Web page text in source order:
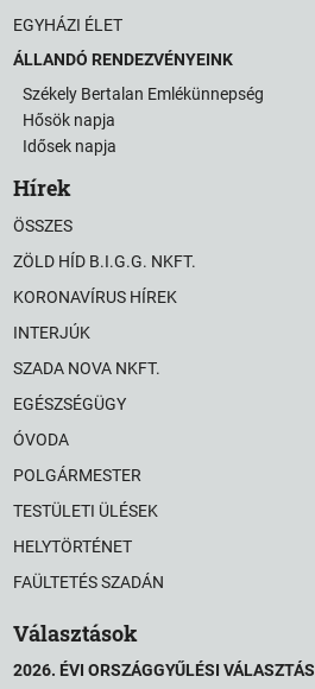
EGYHÁZI ÉLET
ÁLLANDÓ RENDEZVÉNYEINK
Székely Bertalan Emlékünnepség
Hősök napja
Idősek napja
Hírek
ÖSSZES
ZÖLD HÍD B.I.G.G. NKFT.
KORONAVÍRUS HÍREK
INTERJÚK
SZADA NOVA NKFT.
EGÉSZSÉGÜGY
ÓVODA
POLGÁRMESTER
TESTÜLETI ÜLÉSEK
HELYTÖRTÉNET
FAÜLTETÉS SZADÁN
Választások
2026. ÉVI ORSZÁGGYŰLÉSI VÁLASZTÁS